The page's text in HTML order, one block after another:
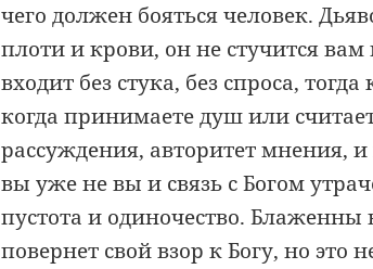
чего должен бояться человек.
плоти и крови, он не стучится
входит без стука, без спроса,
когда принимаете душ или
рассуждения, авторитет мнения,
вы уже не вы и связь с Богом
пустота и одиночество. Блаженны
повернет свой взор к Богу, но